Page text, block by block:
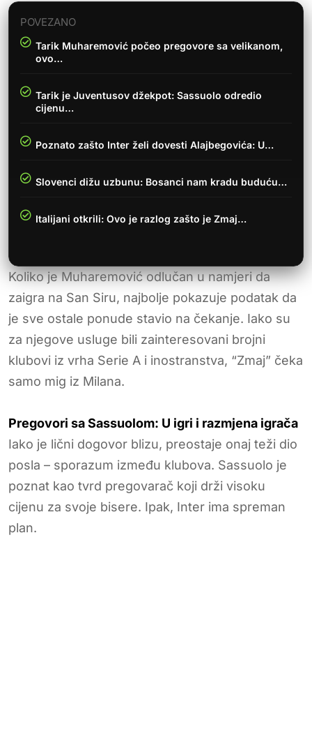
POVEZANO
Tarik Muharemović počeo pregovore sa velikanom,
ovo…
Tarik je Juventusov džekpot: Sassuolo odredio
cijenu…
Poznato zašto Inter želi dovesti Alajbegovića: U…
Slovenci dižu uzbunu: Bosanci nam kradu buduću…
Italijani otkrili: Ovo je razlog zašto je Zmaj…
Koliko je Muharemović odlučan u namjeri da
zaigra na San Siru, najbolje pokazuje podatak da
je sve ostale ponude stavio na čekanje. Iako su
za njegove usluge bili zainteresovani brojni
klubovi iz vrha Serie A i inostranstva, “Zmaj” čeka
samo mig iz Milana.
Pregovori sa Sassuolom: U igri i razmjena igrača
Iako je lični dogovor blizu, preostaje onaj teži dio
posla – sporazum između klubova. Sassuolo je
poznat kao tvrd pregovarač koji drži visoku
cijenu za svoje bisere. Ipak, Inter ima spreman
plan.